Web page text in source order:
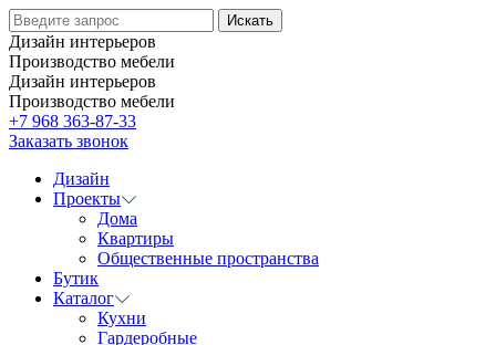
Дизайн интерьеров
Производство мебели
Дизайн интерьеров
Производство мебели
+7 968 363-87-33
Заказать звонок
Дизайн
Проекты
Дома
Квартиры
Общественные пространства
Бутик
Каталог
Кухни
Гардеробные